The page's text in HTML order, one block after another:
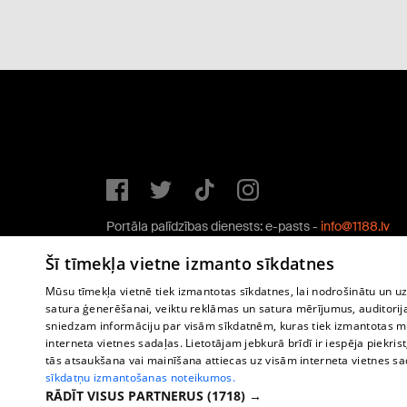
Portāla palīdzības dienests: e-pasts - info@1188.lv
Copyright © 2004-2026 SIA HELIO MEDIA.
Šī tīmekļa vietne izmanto sīkdatnes
Mūsu tīmekļa vietnē tiek izmantotas sīkdatnes, lai nodrošinātu un
satura ģenerēšanai, veiktu reklāmas un satura mērījumus,
sniedzam informāciju par visām sīkdatnēm, kuras tiek izmantotas
interneta vietnes sadaļas. Lietotājam jebkurā brīdī ir iespēja
tās atsaukšana vai mainīšana attiecas uz visām interneta vietnes
sīkdatņu izmantošanas noteikumos.
RĀDĪT VISUS PARTNERUS (1718) →